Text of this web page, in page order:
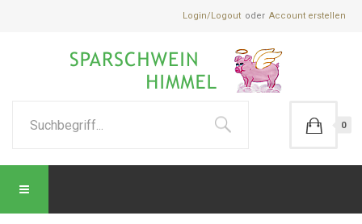
Login/Logout Account erstellen
0